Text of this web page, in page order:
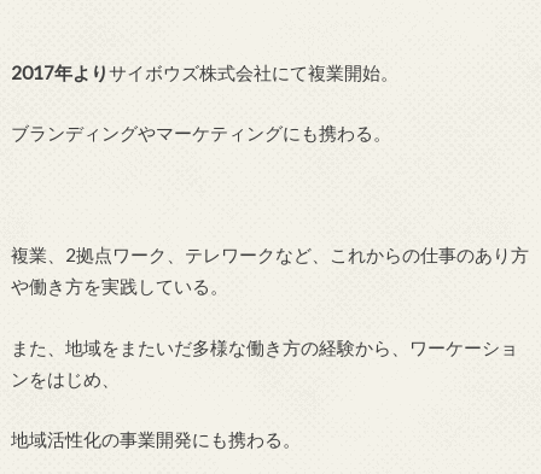
2017年よりサイボウズ株式会社にて複業開始。
ブランディングやマーケティングにも携わる。
複業、2拠点ワーク、テレワークなど、これからの仕事のあり方
や働き方を実践している。
また、地域をまたいだ多様な働き方の経験から、ワーケーショ
ンをはじめ、
地域活性化の事業開発にも携わる。